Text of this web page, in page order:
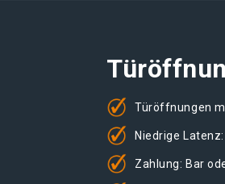
Türöffnungen
Niedrige
Zahlung: Bar